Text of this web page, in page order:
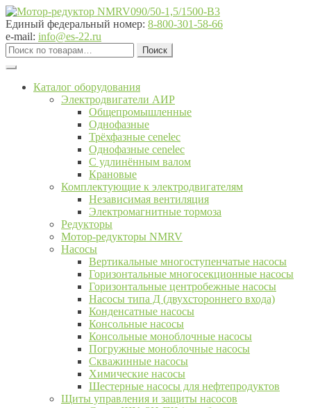
Перейти
к
навигации
Перейти
к
содержимому
Единый федеральный номер: 8-800-301-58-66
e-mail: info@es-22.ru
Искать:
Поиск
Каталог оборудования
Электродвигатели АИР
Общепромышленные
Однофазные
Трёхфазные cenelec
Однофазные cenelec
С удлинённым валом
Крановые
Комплектующие к электродвигателям
Независимая вентиляция
Электромагнитные тормоза
Редукторы
Мотор-редукторы NMRV
Насосы
Вертикальные многоступенчатые насосы
Горизонтальные многосекционные насосы
Горизонтальные центробежные насосы
Насосы типа Д (двухстороннего входа)
Конденсатные насосы
Консольные насосы
Консольные моноблочные насосы
Погружные моноблочные насосы
Скважинные насосы
Химические насосы
Шестерные насосы для нефтепродуктов
Щиты управления и защиты насосов